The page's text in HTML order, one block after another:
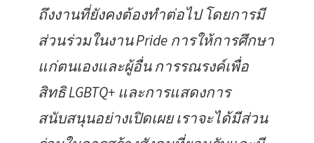
ถึงงานที่ยังคงต้องทำต่อไป โดยการมี
ส่วนร่วมในงาน Pride การให้การศึกษา
แก่ตนเองและผู้อื่น การรณรงค์เพื่อ
สิทธิ LGBTQ+ และการแสดงการ
สนับสนุนอย่างเปิดเผย เราจะได้มีส่วน